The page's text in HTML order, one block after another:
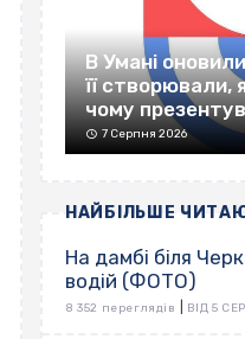
В Умані
її створювали,
чому
7 Серпня 2026
НАЙБІЛЬШЕ
На дамбі біля
водій (ФОТО)
8 352 переглядів ВІД 5